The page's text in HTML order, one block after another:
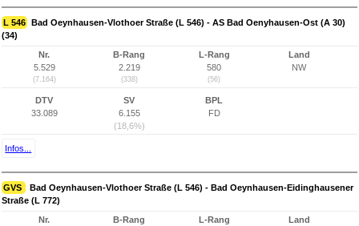
L 546 Bad Oeynhausen-Vlothoer Straße (L 546) - AS Bad Oenyhausen-Ost (A 30)
(34)
Nr.
5.529
(7.164)
B-Rang
2.219
(338)
L-Rang
580
(56)
Land
NW
DTV
33.089
SV
6.155
(18,6%)
BPL
FD
Infos...
GVS
Bad Oeynhausen-Vlothoer Straße (L 546) - Bad Oeynhausen-Eidinghausener
Straße (L 772)
Nr.
B-Rang
L-Rang
Land